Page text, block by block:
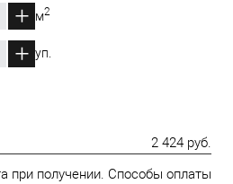
м2
уп.
2 424 руб.
при получении. Способы оплаты